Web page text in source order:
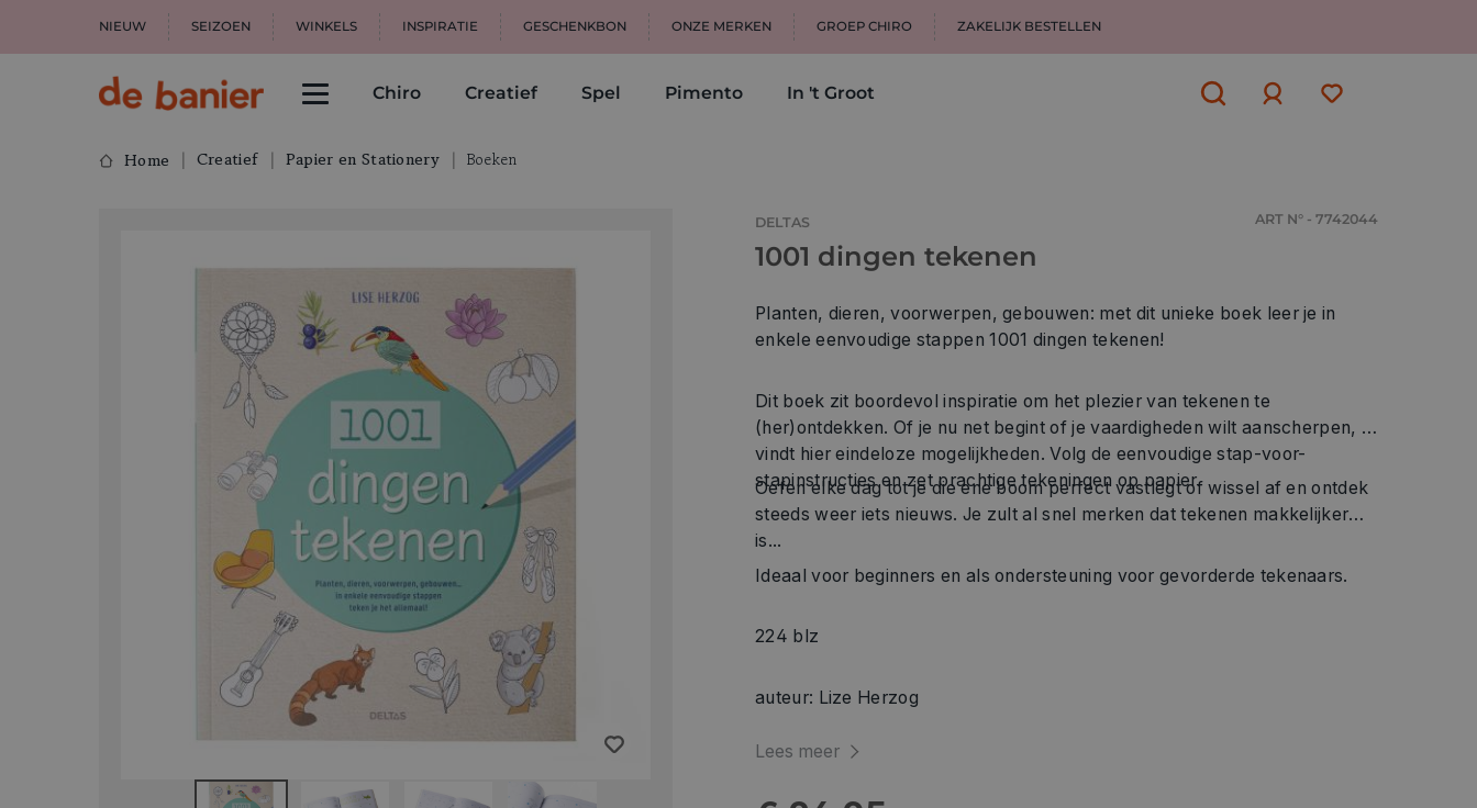
NIEUW SEIZOEN WINKELS INSPIRATIE GESCHENKBON ONZE MERKEN GROEP CHIRO ZAKELIJK BESTELLEN
Chiro Creatief Spel Pimento In 't Groot
Home Creatief Papier en Stationery Boeken
DELTAS ART N° - 7742044
1001 dingen tekenen
Planten, dieren, voorwerpen, gebouwen: met dit unieke boek leer je in
enkele eenvoudige stappen 1001 dingen tekenen!
Dit boek zit boordevol inspiratie om het plezier van tekenen te
(her)ontdekken. Of je nu net begint of je vaardigheden wilt aanscherpen, je
vindt hier eindeloze mogelijkheden. Volg de eenvoudige stap-voor-
stapinstructies en zet prachtige tekeningen op papier.
Oefen elke dag tot je die ene boom perfect vastlegt of wissel af en ontdek
steeds weer iets nieuws. Je zult al snel merken dat tekenen makkelijker
is...
Ideaal voor beginners en als ondersteuning voor gevorderde tekenaars.
224 blz
auteur: Lize Herzog
Lees meer